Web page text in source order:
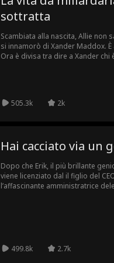
sottratta
Scambiata alla nascita, Allie non
si innamorò di Xander Maddox.
Ora è divisa tra dire a Xander
505.3k 2k
Hai cacciato via un
Dopo che Erik, il più brillante
viene licenziato dal il figlio del
l’affascinante amministratrice
499.8k 2.7k